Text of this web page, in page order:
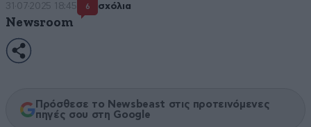
31·07·2025 18:45 6 σχόλια
Newsroom
Πρόσθεσε το Newsbeast στις προτεινόμενες
πηγές σου στη Google